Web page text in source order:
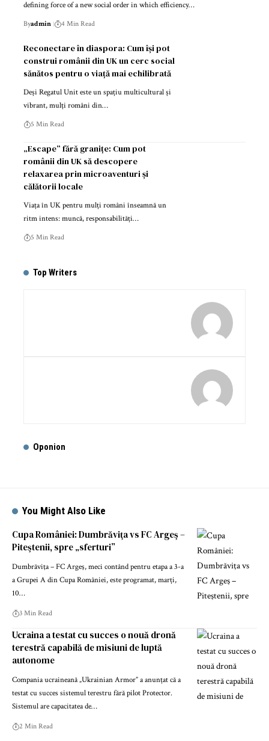
defining force of a new social order in which efficiency…
Byadmin 4 Min Read
Reconectare în diaspora: Cum își pot
construi românii din UK un cerc social
sănătos pentru o viață mai echilibrată
Deși Regatul Unit este un spațiu multicultural și
vibrant, mulți români din…
5 Min Read
„Escape” fără granițe: Cum pot
românii din UK să descopere
relaxarea prin microaventuri și
călătorii locale
Viața în UK pentru mulți români înseamnă un
ritm intens: muncă, responsabilități…
5 Min Read
Top Writers
Oponion
You Might Also Like
Cupa României: Dumbrăviţa vs FC Argeş –
Piteştenii, spre „sferturi”
Dumbrăviţa – FC Argeş, meci contând pentru etapa a 3-a
a Grupei A din Cupa României, este programat, marți,
10…
3 Min Read
Ucraina a testat cu succes o nouă dronă
terestră capabilă de misiuni de luptă
autonome
Compania ucraineană „Ukrainian Armor” a anunțat că a
testat cu succes sistemul terestru fără pilot Protector.
Sistemul are capacitatea de…
2 Min Read